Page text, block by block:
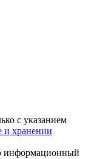
с указанием
и хранении
информационный